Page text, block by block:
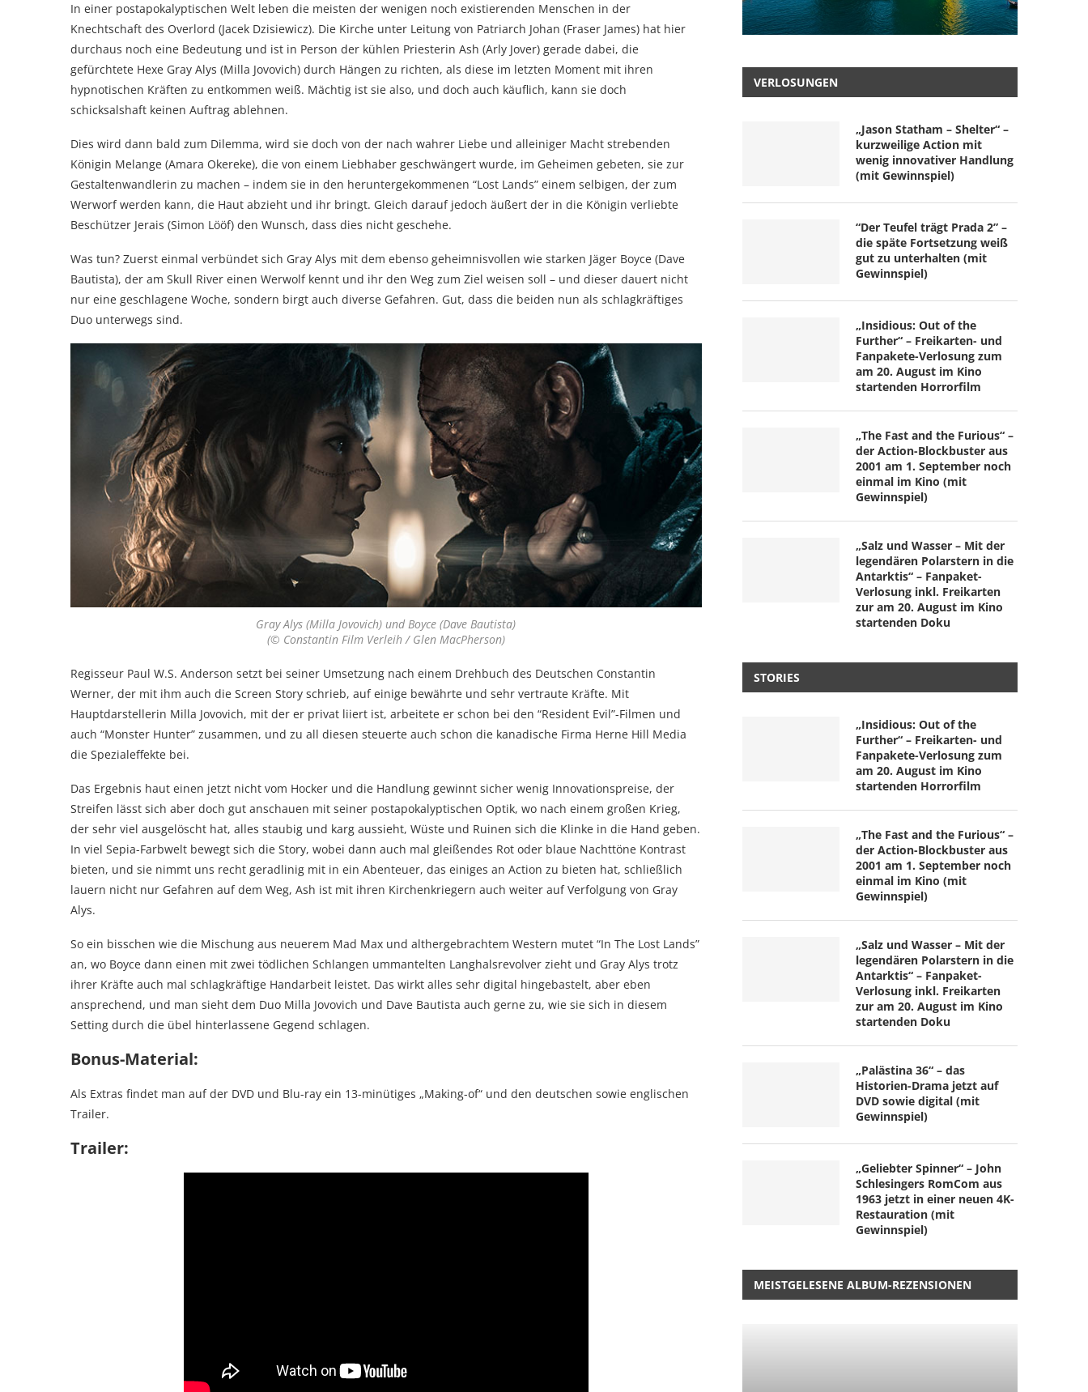
In einer postapokalyptischen Welt leben die meisten der wenigen noch existierenden Menschen in der
Knechtschaft des Overlord (Jacek Dzisiewicz). Die Kirche unter Leitung von Patriarch Johan (Fraser James) hat hier
durchaus noch eine Bedeutung und ist in Person der kühlen Priesterin Ash (Arly Jover) gerade dabei, die
gefürchtete Hexe Gray Alys (Milla Jovovich) durch Hängen zu richten, als diese im letzten Moment mit ihren
hypnotischen Kräften zu entkommen weiß. Mächtig ist sie also, und doch auch käuflich, kann sie doch
schicksalshaft keinen Auftrag ablehnen.
Dies wird dann bald zum Dilemma, wird sie doch von der nach wahrer Liebe und alleiniger Macht strebenden
Königin Melange (Amara Okereke), die von einem Liebhaber geschwängert wurde, im Geheimen gebeten, sie zur
Gestaltenwandlerin zu machen – indem sie in den heruntergekommenen “Lost Lands” einem selbigen, der zum
Werworf werden kann, die Haut abzieht und ihr bringt. Gleich darauf jedoch äußert der in die Königin verliebte
Beschützer Jerais (Simon Lööf) den Wunsch, dass dies nicht geschehe.
Was tun? Zuerst einmal verbündet sich Gray Alys mit dem ebenso geheimnisvollen wie starken Jäger Boyce (Dave
Bautista), der am Skull River einen Werwolf kennt und ihr den Weg zum Ziel weisen soll – und dieser dauert nicht
nur eine geschlagene Woche, sondern birgt auch diverse Gefahren. Gut, dass die beiden nun als schlagkräftiges
Duo unterwegs sind.
Gray Alys (Milla Jovovich) und Boyce (Dave Bautista)
(© Constantin Film Verleih / Glen MacPherson)
Regisseur Paul W.S. Anderson setzt bei seiner Umsetzung nach einem Drehbuch des Deutschen Constantin
Werner, der mit ihm auch die Screen Story schrieb, auf einige bewährte und sehr vertraute Kräfte. Mit
Hauptdarstellerin Milla Jovovich, mit der er privat liiert ist, arbeitete er schon bei den “Resident Evil”-Filmen und
auch “Monster Hunter” zusammen, und zu all diesen steuerte auch schon die kanadische Firma Herne Hill Media
die Spezialeffekte bei.
Das Ergebnis haut einen jetzt nicht vom Hocker und die Handlung gewinnt sicher wenig Innovationspreise, der
Streifen lässt sich aber doch gut anschauen mit seiner postapokalyptischen Optik, wo nach einem großen Krieg,
der sehr viel ausgelöscht hat, alles staubig und karg aussieht, Wüste und Ruinen sich die Klinke in die Hand geben.
In viel Sepia-Farbwelt bewegt sich die Story, wobei dann auch mal gleißendes Rot oder blaue Nachttöne Kontrast
bieten, und sie nimmt uns recht geradlinig mit in ein Abenteuer, das einiges an Action zu bieten hat, schließlich
lauern nicht nur Gefahren auf dem Weg, Ash ist mit ihren Kirchenkriegern auch weiter auf Verfolgung von Gray
Alys.
So ein bisschen wie die Mischung aus neuerem Mad Max und althergebrachtem Western mutet “In The Lost Lands”
an, wo Boyce dann einen mit zwei tödlichen Schlangen ummantelten Langhalsrevolver zieht und Gray Alys trotz
ihrer Kräfte auch mal schlagkräftige Handarbeit leistet. Das wirkt alles sehr digital hingebastelt, aber eben
ansprechend, und man sieht dem Duo Milla Jovovich und Dave Bautista auch gerne zu, wie sie sich in diesem
Setting durch die übel hinterlassene Gegend schlagen.
Bonus-Material:
Als Extras findet man auf der DVD und Blu-ray ein 13-minütiges „Making-of“ und den deutschen sowie englischen
Trailer.
Trailer:
VERLOSUNGEN
„Jason Statham – Shelter“ –
kurzweilige Action mit
wenig innovativer Handlung
(mit Gewinnspiel)
“Der Teufel trägt Prada 2” –
die späte Fortsetzung weiß
gut zu unterhalten (mit
Gewinnspiel)
„Insidious: Out of the
Further“ – Freikarten- und
Fanpakete-Verlosung zum
am 20. August im Kino
startenden Horrorfilm
„The Fast and the Furious“ –
der Action-Blockbuster aus
2001 am 1. September noch
einmal im Kino (mit
Gewinnspiel)
„Salz und Wasser – Mit der
legendären Polarstern in die
Antarktis“ – Fanpaket-
Verlosung inkl. Freikarten
zur am 20. August im Kino
startenden Doku
STORIES
„Insidious: Out of the
Further“ – Freikarten- und
Fanpakete-Verlosung zum
am 20. August im Kino
startenden Horrorfilm
„The Fast and the Furious“ –
der Action-Blockbuster aus
2001 am 1. September noch
einmal im Kino (mit
Gewinnspiel)
„Salz und Wasser – Mit der
legendären Polarstern in die
Antarktis“ – Fanpaket-
Verlosung inkl. Freikarten
zur am 20. August im Kino
startenden Doku
„Palästina 36“ – das
Historien-Drama jetzt auf
DVD sowie digital (mit
Gewinnspiel)
„Geliebter Spinner“ – John
Schlesingers RomCom aus
1963 jetzt in einer neuen 4K-
Restauration (mit
Gewinnspiel)
MEISTGELESENE ALBUM-REZENSIONEN